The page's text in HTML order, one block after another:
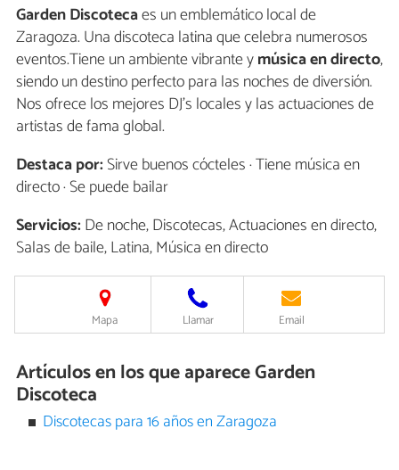
Garden Discotecaes un emblemático local de
Zaragoza. Una discoteca latina que celebra numerosos
eventos.Tiene un ambiente vibrante ymúsica en directo,
siendo un destino perfecto para las noches de diversión.
Nos ofrece los mejores DJ's locales y las actuaciones de
artistas de fama global.
Destaca por:Sirve buenos cócteles · Tiene música en
directo · Se puede bailar
Servicios:De noche, Discotecas, Actuaciones en directo,
Salas de baile, Latina, Música en directo
Mapa Llamar Email
Artículos en los que aparece Garden
Discoteca
Discotecas para 16 años en Zaragoza